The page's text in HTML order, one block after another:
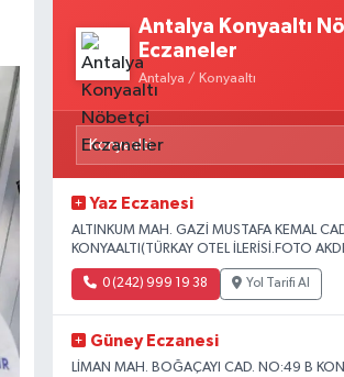
Antalya Konyaaltı
Eczaneler
Antalya / Konyaaltı
Yaz Eczanesi
ALTINKUM MAH. GAZİ MUSTAFA KEMAL
KONYAALTI(TÜRKAY OTEL İLERİSİ.FOTO
0 (242) 999 19 38 Yol Tarifi Al
Güney Eczanesi
LİMAN MAH. BOĞAÇAYI CAD. NO:49 B